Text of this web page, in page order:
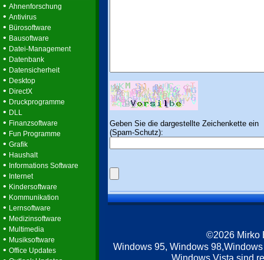
• Ahnenforschung
• Antivirus
• Bürosoftware
• Bausoftware
• Datei-Management
• Datenbank
• Datensicherheit
• Desktop
• DirectX
• Druckprogramme
• DLL
• Finanzsoftware
• Fun Programme
• Grafik
• Haushalt
• Informations Software
• Internet
• Kindersoftware
• Kommunikation
• Lernsoftware
• Medizinsoftware
• Multimedia
• Musiksoftware
• Office Updates
Geben Sie die dargestellte Zeichenkette ein
(Spam-Schutz):
©2026 Mirko
Windows 95, Windows
Windows Vista sind